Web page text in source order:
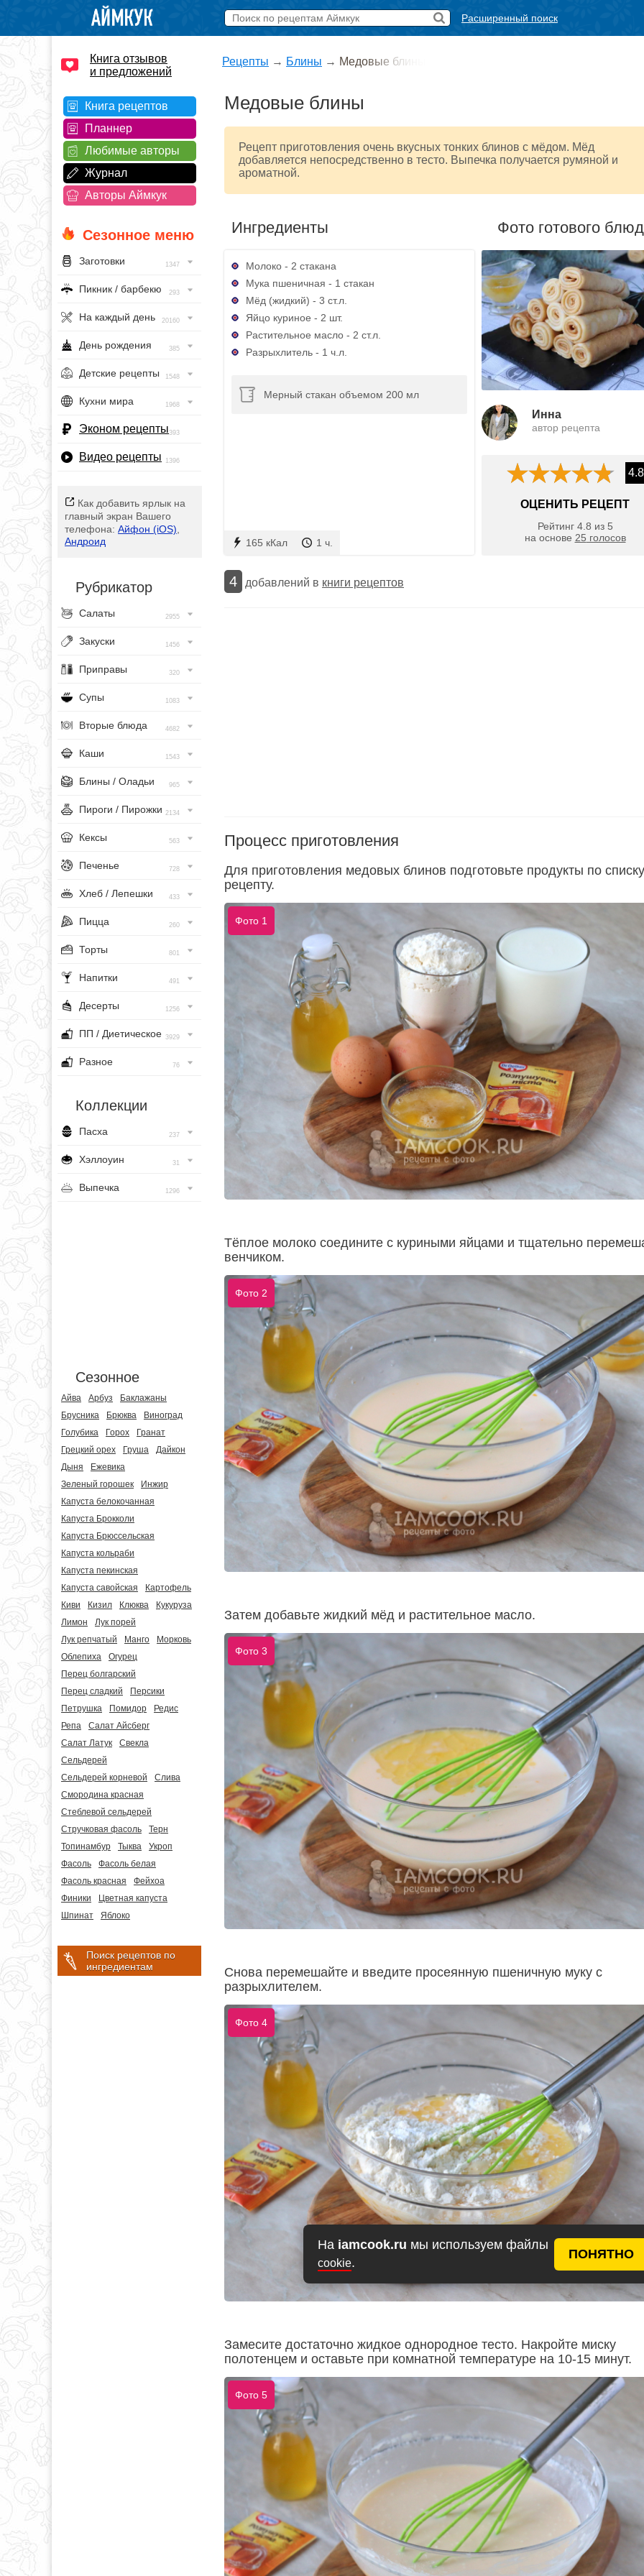
На iamcook.ru мы используем файлы
cookie.
ПОНЯТНО
Расширенный поиск
Книга отзывов
и предложений
Книга рецептов
Планнер
Любимые авторы
Журнал
Авторы Аймкук
Сезонное меню
Заготовки 1347
Пикник / барбекю 293
На каждый день 20160
День рождения 385
Детские рецепты 1548
Кухни мира 1968
Эконом рецепты393
Видео рецепты 1396
Как добавить ярлык на
главный экран Вашего
телефона: Айфон (iOS)
Андроид
Рубрикатор
Салаты 2955
Закуски 1456
Приправы 320
Супы 1083
Вторые блюда 4682
Каши 1543
Блины / Оладьи 965
Пироги / Пирожки 2134
Кексы 563
Печенье 728
Хлеб / Лепешки 433
Пицца 260
Торты 801
Напитки 491
Десерты 1256
ПП / Диетическое 3929
Разное 76
Коллекции
Пасха 237
Хэллоуин 31
Выпечка 1296
Сезонное
Айва Арбуз
Баклажаны
Брусника
Брюква
Виноград
Голубика
Горох
Гранат
Грецкий орех
Груша
Дайкон
Дыня
Ежевика
Зеленый горошек
Инжир
Капуста белокочанная
Капуста Брокколи
Капуста Брюссельская
Капуста кольраби
Капуста пекинская
Капуста савойская
Картофель
Киви
Кизил Клюква
Кукуруза
Лимон
Лук порей
Лук репчатый
Манго
Морковь
Облепиха
Огурец
Перец болгарский
Перец сладкий
Персики
Петрушка
Помидор
Редис
Репа
Салат Айсберг
Салат Латук
Свекла
Сельдерей
Сельдерей корневой
Слива
Смородина красная
Стеблевой сельдерей
Стручковая фасоль
Терн
Топинамбур
Тыква
Укроп
Фасоль
Фасоль белая
Фасоль красная
Фейхоа
Финики
Цветная капуста
Шпинат
Яблоко
Поиск рецептов по
ингредиентам
Рецепты → Блины → Медовые блины
Медовые блины
Рецепт приготовления очень вкусных тонких блинов с мёдом. Мёд
добавляется непосредственно в тесто. Выпечка получается румяной и
ароматной.
Ингредиенты
Молоко - 2 стакана
Мука пшеничная - 1 стакан
Мёд (жидкий) - 3 ст.л.
Яйцо куриное - 2 шт.
Растительное масло - 2 ст.л.
Разрыхлитель - 1 ч.л.
Мерный стакан объемом 200 мл
165 кКал 1 ч.
Фото готового
Инна
автор рецепта
4.8
ОЦЕНИТЬ РЕЦЕПТ
Рейтинг 4.8 из 5
на основе 25 голосов
4 добавлений в книги рецептов
Процесс приготовления
Для приготовления медовых блинов подготовьте продукты по
рецепту.
Фото 1
Тёплое молоко соедините с куриными яйцами и тщательно
венчиком.
Фото 2
Затем добавьте жидкий мёд и растительное масло.
Фото 3
Снова перемешайте и введите просеянную пшеничную муку с
разрыхлителем.
Фото 4
Замесите достаточно жидкое однородное тесто. Накройте миску
полотенцем и оставьте при комнатной температуре на 10-15 минут.
Фото 5